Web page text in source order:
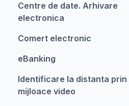
Centre de date. Arhivare
electronica
Comert electronic
eBanking
Identificare la distanta prin
mijloace video